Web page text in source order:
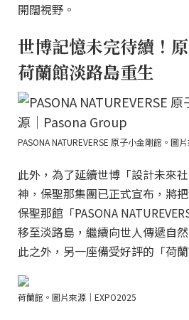
開闊視野。
世博記憶未完待續！
荷蘭館淡路島重生
PASONA NATUREVERSE 原子小金剛館。圖
此外，為了延續世博「設計未來
神，保聖那集團已正式宣布，將
保聖那館「PASONA
移至淡路島，繼續向世人傳遞自
此之外，另一座備受好評的「荷
荷蘭館。圖片來源｜EXPO2025